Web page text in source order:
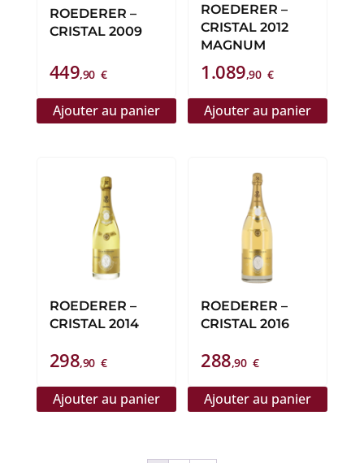
ROEDERER –
CRISTAL 2009
449,90 €
Ajouter au panier
ROEDERER –
CRISTAL 2012
MAGNUM
1.089,90 €
Ajouter au panier
ROEDERER –
CRISTAL 2014
298,90 €
Ajouter au panier
ROEDERER –
CRISTAL 2016
288,90 €
Ajouter au panier